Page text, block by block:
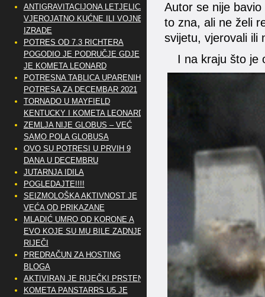
Autor se nije
to zna, ali ne želi
svijetu, vjerovali ili
I na kraju što je
ANTIGRAVITACIJONA LETJELICA
VJEROJATNO KUĆNE ILI VOJNE
IZRADE
POTRES OD 7.3 RICHTERA
POGODIO JE PODRUČJE GDJE
JE KOMETA LEONARD
POTRESNA TABLICA UPARENIH
POTRESA ZA DECEMBAR 2021
TORNADO U MAYFIELD
KENTUCKY I KOMETA LEONARD
ZEMLJA NIJE GLOBUS – VEĆ
SAMO POLA GLOBUSA
OVO SU POTRESI U PRVIH 9
DANA U DECEMBRU
JUTARNJA IDILA
POGLEDAJTE!!!!
SEIZMOLOŠKA AKTIVNOST JE
VEĆA OD PRIKAZANE
MLADIĆ UMRO OD KORONE A
EVO KOJE SU MU BILE ZADNJE
RIJEČI
PREDRAČUN ZA HOSTING
BLOGA
AKTIVIRAN JE RIJEČKI PRSTEN
KOMETA PANSTARRS U5 JE